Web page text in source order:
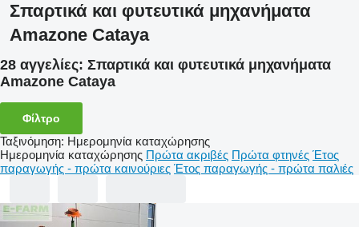
Σπαρτικά και φυτευτικά μηχανήματα
Amazone Cataya
28 αγγελίες: Σπαρτικά και φυτευτικά μηχανήματα
Amazone Cataya
Φίλτρο
Ταξινόμηση: Ημερομηνία καταχώρησης
Ημερομηνία καταχώρησης Πρώτα ακριβές Πρώτα φτηνές Έτος
παραγωγής - πρώτα καινούριες Έτος παραγωγής - πρώτα παλιές